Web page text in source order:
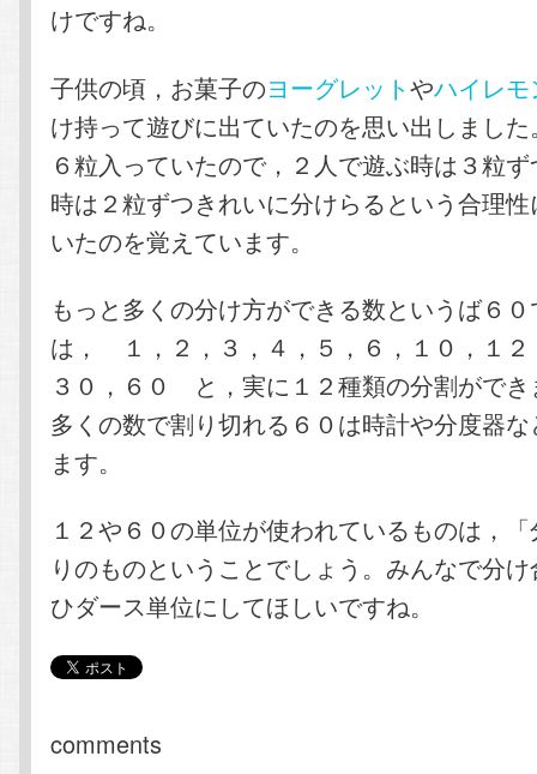
けですね。
子供の頃，お菓子のヨーグレットやハイレモ
け持って遊びに出ていたのを思い出しまし
６粒入っていたので，２人で遊ぶ時は３粒
時は２粒ずつきれいに分けらるという合理
いたのを覚えています。
もっと多くの分け方ができる数というば６
は， １，２，３，４，５，６，１０，１２
３０，６０ と，実に１２種類の分割ができ
多くの数で割り切れる６０は時計や分度器
ます。
１２や６０の単位が使われているものは，
りのものということでしょう。みんなで分
ひダース単位にしてほしいですね。
comments